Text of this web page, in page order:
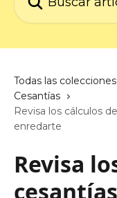
Todas las colecciones
Cesantías
Revisa los cálculos
enredarte
Revisa